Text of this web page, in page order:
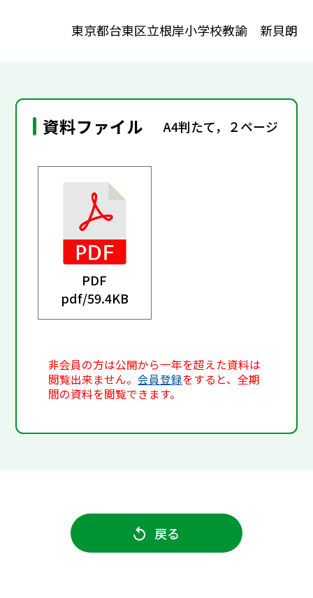
東京都台東区立根岸小学校教諭 新貝朗
資料ファイル A4判たて，２ページ
PDF
pdf/59.4KB
非会員の方は公開から一年を超えた資料は
閲覧出来ません。会員登録をすると、全期
間の資料を閲覧できます。
戻る